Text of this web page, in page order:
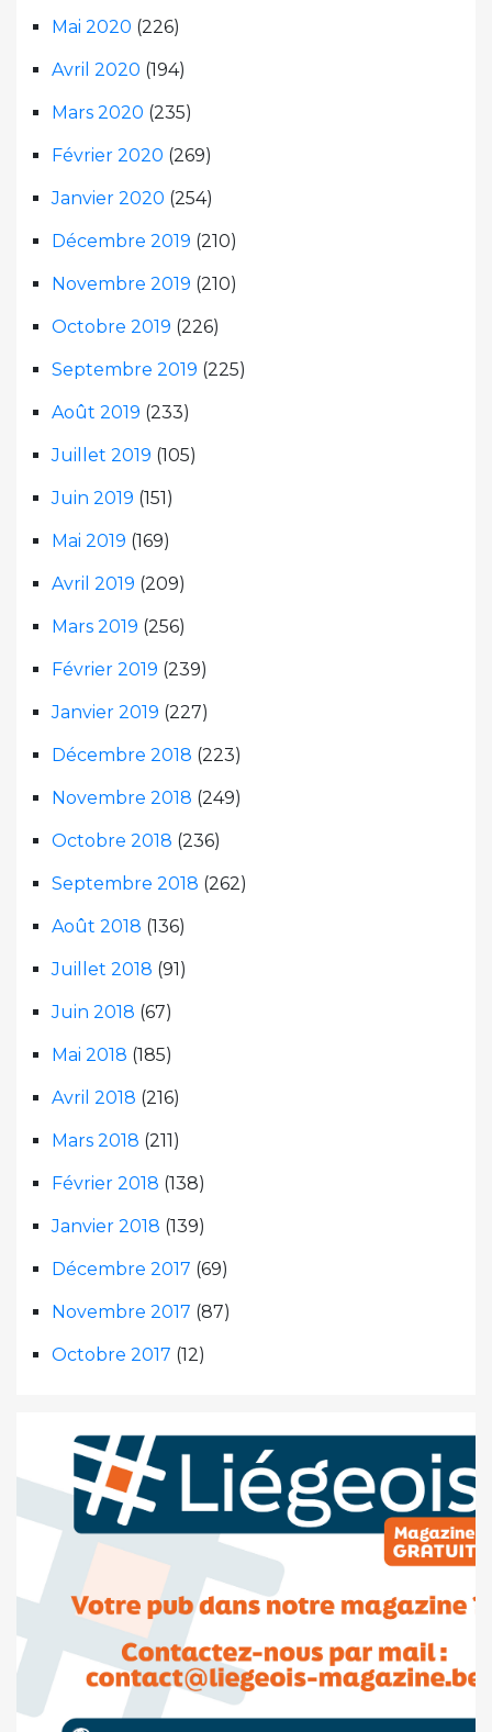
Mai 2020 (226)
Avril 2020 (194)
Mars 2020 (235)
Février 2020 (269)
Janvier 2020 (254)
Décembre 2019 (210)
Novembre 2019 (210)
Octobre 2019 (226)
Septembre 2019 (225)
Août 2019 (233)
Juillet 2019 (105)
Juin 2019 (151)
Mai 2019 (169)
Avril 2019 (209)
Mars 2019 (256)
Février 2019 (239)
Janvier 2019 (227)
Décembre 2018 (223)
Novembre 2018 (249)
Octobre 2018 (236)
Septembre 2018 (262)
Août 2018 (136)
Juillet 2018 (91)
Juin 2018 (67)
Mai 2018 (185)
Avril 2018 (216)
Mars 2018 (211)
Février 2018 (138)
Janvier 2018 (139)
Décembre 2017 (69)
Novembre 2017 (87)
Octobre 2017 (12)